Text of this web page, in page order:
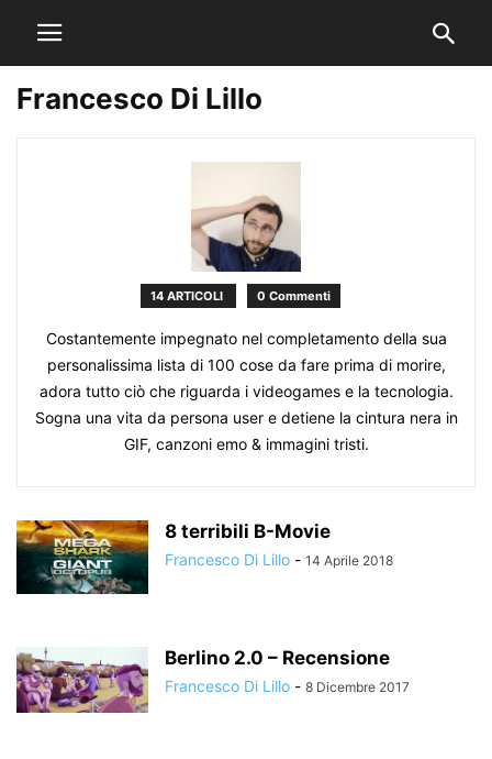
Francesco Di Lillo
14 ARTICOLI 0 Commenti
Costantemente impegnato nel completamento della sua
personalissima lista di 100 cose da fare prima di morire,
adora tutto ciò che riguarda i videogames e la tecnologia.
Sogna una vita da persona user e detiene la cintura nera in
GIF, canzoni emo & immagini tristi.
8 terribili B-Movie
Francesco Di Lillo - 14 Aprile 2018
Berlino 2.0 – Recensione
Francesco Di Lillo - 8 Dicembre 2017